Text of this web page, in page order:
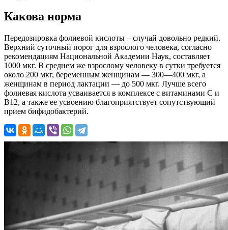
Какова норма
Передозировка фолиевой кислоты – случай довольно редкий.
Верхний суточный порог для взрослого человека, согласно
рекомендациям Национальной Академии Наук, составляет
1000 мкг. В среднем же взрослому человеку в сутки требуется
около 200 мкг, беременным женщинам — 300—400 мкг, а
женщинам в период лактации — до 500 мкг. Лучше всего
фолиевая кислота усваивается в комплексе с витаминами С и
В12, а также ее усвоению благоприятствует сопутствующий
прием бифидобактерий.